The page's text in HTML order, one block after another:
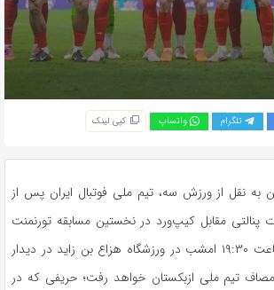
تلگرام واتساپ کپی لینک
به نقل از ورزش سه، تیم ملی فوتبال ایران پس از
مقابل کیپ‌ورد در نخستین مسابقه تورنمنت
چهار جانبه العین، از ساعت ۱۹:۳۰ امشب در ورزشگاه هزاع بن زاید در دیدار
مصاف تیم ملی ازبکستان خواهد رفت؛ حریفی که در